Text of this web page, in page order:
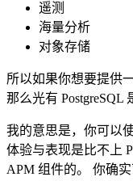
遥测
海量分析
对象存储
所以如果你想要提供
那么光有 PostgreSQL
我的意思是，你可以
体验与表现是比不上
APM 组件的。 你确实